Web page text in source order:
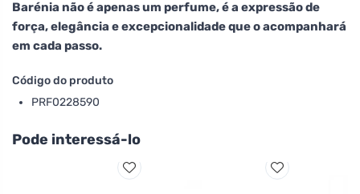
Barénia não é apenas um perfume, é a expressão de
força, elegância e excepcionalidade que o acompanhará
em cada passo.
Código do produto
PRF0228590
Pode interessá-lo